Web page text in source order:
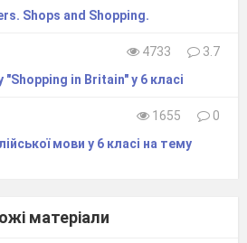
Shops and Shopping.
4733
3.7
"Shopping in Britain" у 6 класі
1655
0
мови у 6 класі на тему
матеріали